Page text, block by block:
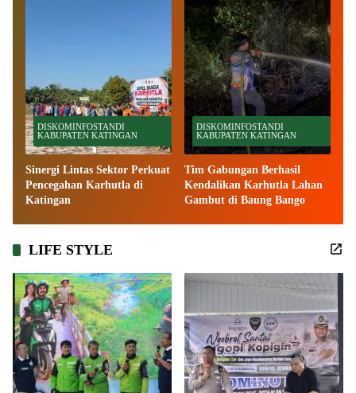
DISKOMINFOSTANDI
KABUPATEN KATINGAN
Sinergi Lintas Sektor Perkuat
Pencegahan Karhutla di
Katingan
DISKOMINFOSTANDI
KABUPATEN KATINGAN
Tim Gabungan Berhasil
Kendalikan Karhutla Lahan
Gambut di Baung Bango
LIFE STYLE